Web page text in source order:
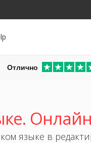
Отлично
языке в